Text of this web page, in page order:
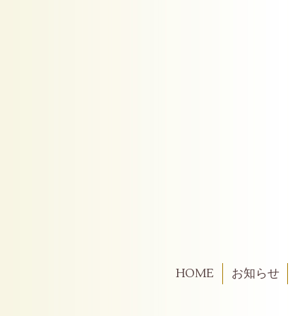
HOME お知らせ